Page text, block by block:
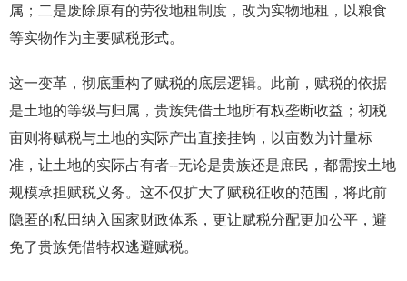
属；二是废除原有的劳役地租制度，改为实物地租，以粮食
等实物作为主要赋税形式。
这一变革，彻底重构了赋税的底层逻辑。此前，赋税的依据
是土地的等级与归属，贵族凭借土地所有权垄断收益；初税
亩则将赋税与土地的实际产出直接挂钩，以亩数为计量标
准，让土地的实际占有者--无论是贵族还是庶民，都需按土地
规模承担赋税义务。这不仅扩大了赋税征收的范围，将此前
隐匿的私田纳入国家财政体系，更让赋税分配更加公平，避
免了贵族凭借特权逃避赋税。